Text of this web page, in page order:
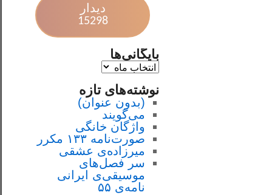
دیدار
15298
بایگانی‌ها
نوشته‌های تازه
(بدون عنوان)
می‌گویند
واژگان خانگی
صورت‌نامه ۱۳۳ مکرر
میرزاده‌ی عشقی
سر فصل‌هاى
موسيقى‌ی ايرانى
نامه‌ی ۵۵